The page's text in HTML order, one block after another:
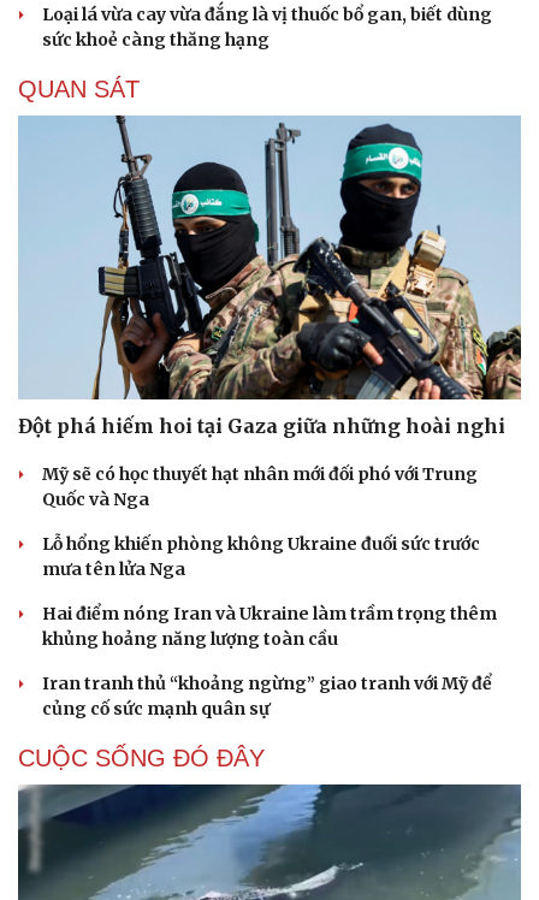
Cải chính
Loại lá vừa cay vừa đắng là vị thuốc bổ gan, biết dùng
sức khoẻ càng thăng hạng
QUAN SÁT
Đột phá hiếm hoi tại Gaza giữa những hoài nghi
Mỹ sẽ có học thuyết hạt nhân mới đối phó với Trung
Quốc và Nga
Lỗ hổng khiến phòng không Ukraine đuối sức trước
mưa tên lửa Nga
Hai điểm nóng Iran và Ukraine làm trầm trọng thêm
khủng hoảng năng lượng toàn cầu
Iran tranh thủ “khoảng ngừng” giao tranh với Mỹ để
củng cố sức mạnh quân sự
CUỘC SỐNG ĐÓ ĐÂY